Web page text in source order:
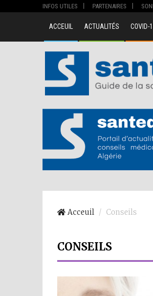
INFOS UTILES PARTENAIRES
ACCEUIL ACTUALITÉS COVID-
Acceuil Conseils
CONSEILS